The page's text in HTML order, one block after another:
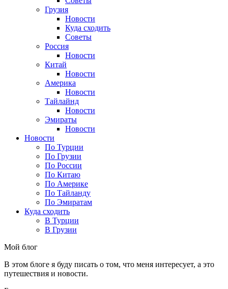
Грузия
Новости
Куда сходить
Советы
Россия
Новости
Китай
Новости
Америка
Новости
Тайлайнд
Новости
Эмираты
Новости
Новости
По Турции
По Грузии
По России
По Китаю
По Америке
По Тайланду
По Эмиратам
Куда сходить
В Турции
В Грузии
Мой блог
В этом блоге я буду писать о том, что меня интересует, а это
путешествия и новости.